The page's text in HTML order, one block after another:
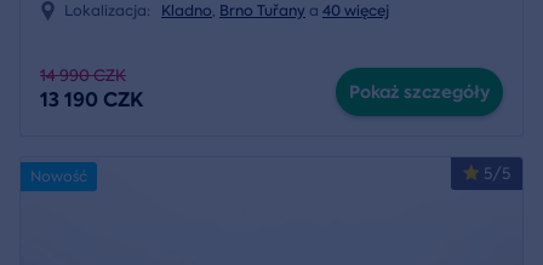
Lokalizacja: Kladno, Brno Tuřany a 40 więcej
14 990 CZK
13 190 CZK Pokaż szczegóły
5/5
Nowość